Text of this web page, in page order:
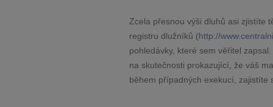
Zcela přesnou výši dluhů asi zjistíte
registru dlužníků (http://
pohledávky, které sem věřitel
na skutečnosti prokazující, že váš
během případných exekucí, zajistíte